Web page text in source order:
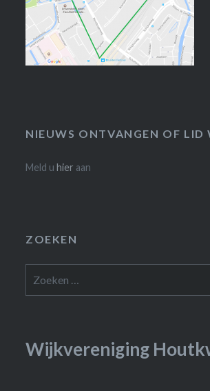
NIEUWS ONTVANGEN OF LID
Meld uhier aan
ZOEKEN
naar:
Wijkvereniging